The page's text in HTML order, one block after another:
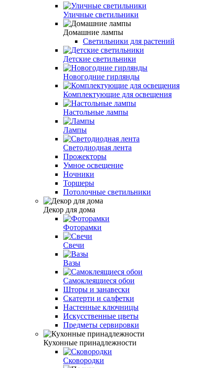
Уличные светильники
Домашние лампы
Светильники для растений
Детские светильники
Новогодние гирлянды
Комплектующие для освещения
Настольные лампы
Лампы
Светодиодная лента
Прожекторы
Умное освещение
Ночники
Торшеры
Потолочные светильники
Декор для дома
Фоторамки
Свечи
Вазы
Самоклеящиеся обои
Шторы и занавески
Скатерти и салфетки
Настенные ключницы
Искусственные цветы
Предметы сервировки
Кухонные принадлежности
Сковородки